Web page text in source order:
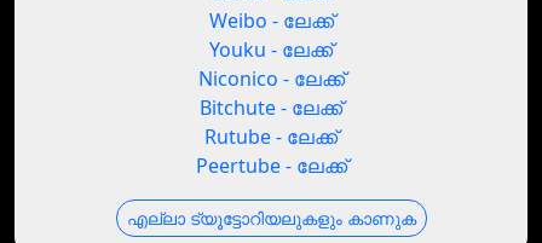
Weibo - ലേക്ക്
Youku - ലേക്ക്
Niconico - ലേക്ക്
Bitchute - ലേക്ക്
Rutube - ലേക്ക്
Peertube - ലേക്ക്
എല്ലാ ട്യൂട്ടോറിയലുകളും കാണുക